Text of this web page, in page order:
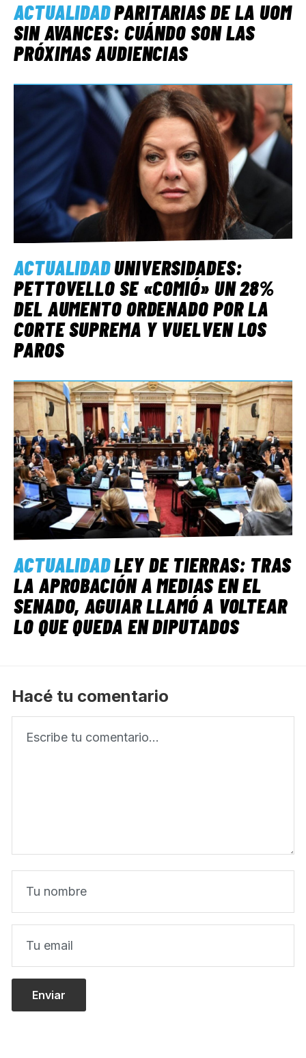
ACTUALIDADPARITARIAS DE LA UOM
SIN AVANCES: CUÁNDO SON LAS
PRÓXIMAS AUDIENCIAS
ACTUALIDADUNIVERSIDADES:
PETTOVELLO SE «COMIÓ» UN 28%
DEL AUMENTO ORDENADO POR LA
CORTE SUPREMA Y VUELVEN LOS
PAROS
ACTUALIDADLEY DE TIERRAS: TRAS
LA APROBACIÓN A MEDIAS EN EL
SENADO, AGUIAR LLAMÓ A VOLTEAR
LO QUE QUEDA EN DIPUTADOS
Hacé tu comentario